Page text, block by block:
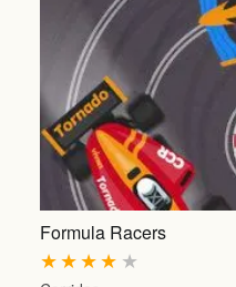
Formula Racers
★
★
★
★
★